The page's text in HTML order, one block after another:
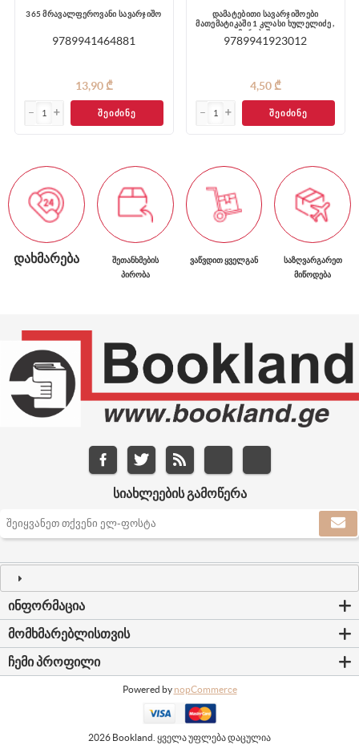
365 მრავალფეროვანი სავარჯიშო
9789941464881
13,90 ₾
ᲨᲔᲘᲫᲘᲜᲔ
დამატებითი სავარჯიშოები
მათემატიკაში 1 კლასი ხულელიძე ,
მერაბიშვილი
9789941923012
4,50 ₾
ᲨᲔᲘᲫᲘᲜᲔ
ᲓᲐᲮᲛᲐᲠᲔᲑᲐ
ᲨᲔᲗᲐᲜᲮᲛᲔᲑᲘᲡ
ᲞᲘᲠᲝᲑᲐ
ᲕᲐᲬᲕᲓᲘᲗ ᲧᲕᲔᲚᲒᲐᲜ
ᲡᲐᲖᲦᲕᲐᲠᲒᲐᲠᲔᲗ
ᲛᲘᲬᲝᲓᲔᲑᲐ
ᲡᲘᲐᲮᲚᲔᲔᲑᲘᲡ ᲒᲐᲛᲝᲬᲔᲠᲐ
ᲘᲜᲤᲝᲠᲛᲐᲪᲘᲐ
ᲛᲝᲛᲮᲛᲐᲠᲔᲑᲚᲘᲡᲗᲕᲘᲡ
ᲩᲔᲛᲘ ᲞᲠᲝᲤᲘᲚᲘ
Powered by nopCommerce
2026 Bookland. ყველა უფლება დაცულია